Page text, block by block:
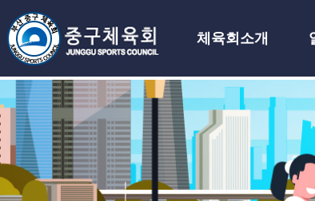
체육회소개
하위분류